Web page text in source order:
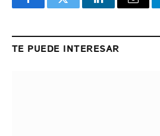
FacebookTwitter LinkedInEmail
TE PUEDE INTERESAR